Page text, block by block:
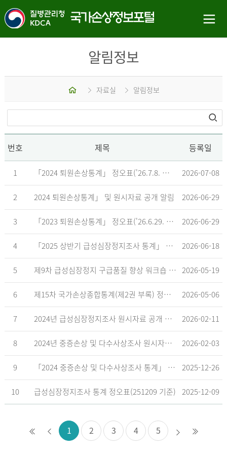
알림정보
홈 자료실 알림정보
번호 제목 등록일
1 「2024 퇴원손상통계」 정오표('26.7.8. 기준) 2026-07-08
2 2024 퇴원손상통계」 및 원시자료 공개 알림 2026-06-29
3 「2023 퇴원손상통계」 정오표('26.6.29. 기준) 2026-06-29
4 「2025 상반기 급성심장정지조사 통계」 공표 2026-06-18
5 제9차 급성심장정지 구급품질 향상 워크숍 개최 안내 2026-05-19
6 제15차 국가손상종합통계(제2권 부록) 정오표('26.5.18. 기준) 2026-05-06
7 2024년 급성심장정지조사 원시자료 공개 알림 2026-02-11
8 2024년 중증손상 및 다수사상조사 원시자료 공개 알림 2026-02-03
9 「2024 중증손상 및 다수사상조사 통계」 공표 2025-12-26
10 급성심장정지조사 통계 정오표(251209 기준) 2025-12-09
1 2 3 4 5